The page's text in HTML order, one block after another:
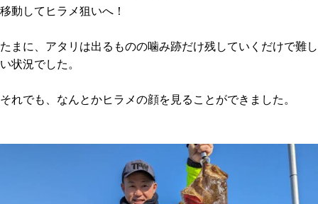
移動してヒラメ狙いへ！
たまに、アタリは出るものの噛み跡だけ残していくだけで難し
い状況でした。
それでも、なんとかヒラメの顔を見ることができました。